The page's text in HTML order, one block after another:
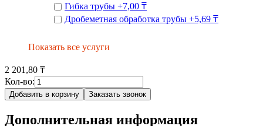
Гибка трубы +7,00 ₸
Дробеметная обработка трубы +5,69 ₸
Показать все услуги
2 201,80 ₸
Кол-во:
Добавить в корзину Заказать звонок
Дополнительная информация